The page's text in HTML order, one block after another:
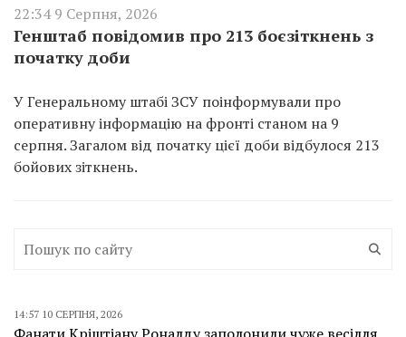
22:34 9 Серпня, 2026
Генштаб повідомив про 213 боєзіткнень з
початку доби
У Генеральному штабі ЗСУ поінформували про
оперативну інформацію на фронті станом на 9
серпня. Загалом від початку цієї доби відбулося 213
бойових зіткнень.
14:57 10 СЕРПНЯ, 2026
Фанати Кріштіану Роналду заполонили чуже весілля